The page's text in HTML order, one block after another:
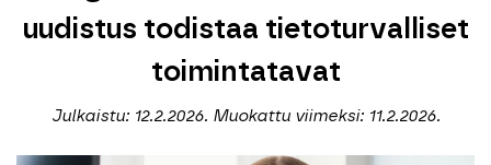
uudistus todistaa tietoturvalliset
toimintatavat
Julkaistu: 12.2.2026. Muokattu viimeksi: 11.2.2026.